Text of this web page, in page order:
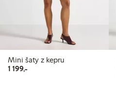
Mini šaty z kepru
1 199,-1 199,00 Kč